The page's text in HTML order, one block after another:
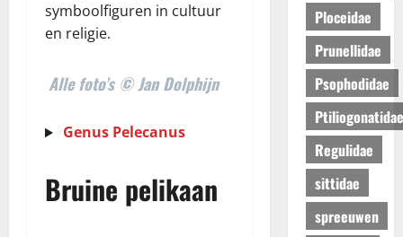
symboolfiguren in cultuur
en religie.
Alle foto’s © Jan Dolphijn
Genus Pelecanus
Bruine pelikaan
Ploceidae
Prunellidae
Psophodidae
Ptiliogonatidae
Regulidae
sittidae
spreeuwen